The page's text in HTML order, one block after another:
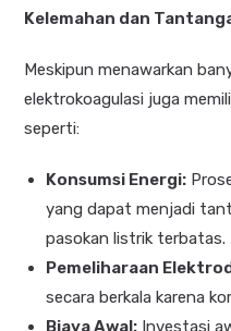
Kelemahan dan
Meskipun menawarkan
elektrokoagulasi juga
seperti:
Konsumsi Energi:
yang dapat menjadi
pasokan listrik terbatas.
Pemeliharaan
secara berkala karena
Biaya Awal: Investasi